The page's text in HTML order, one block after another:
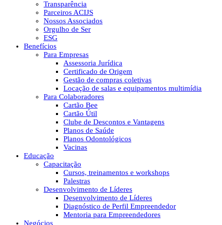
Transparência
Parceiros ACIJS
Nossos Associados
Orgulho de Ser
ESG
Benefícios
Para Empresas
Assessoria Jurídica
Certificado de Origem
Gestão de compras coletivas
Locação de salas e equipamentos multimídia
Para Colaboradores
Cartão Bee
Cartão Útil
Clube de Descontos e Vantagens
Planos de Saúde
Planos Odontológicos
Vacinas
Educação
Capacitação
Cursos, treinamentos e workshops
Palestras
Desenvolvimento de Líderes
Desenvolvimento de Líderes
Diagnóstico de Perfil Empreendedor
Mentoria para Empreendedores
Negócios